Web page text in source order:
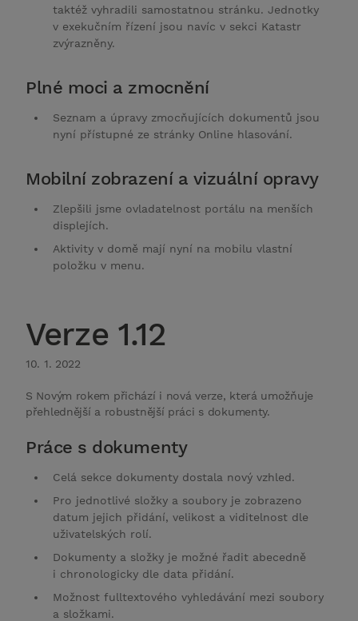
taktéž vyhradili samostatnou stránku. Jednotky
v exekučním řízení jsou navíc v sekci Katastr
zvýrazněny.
Plné moci a zmocnění
Seznam a úpravy zmocňujících dokumentů jsou
nyní přístupné ze stránky Online hlasování.
Mobilní zobrazení a vizuální opravy
Zlepšili jsme ovladatelnost portálu na menších
displejích.
Aktivity v domě mají nyní na mobilu vlastní
položku v menu.
Verze 1.12
10. 1. 2022
S Novým rokem přichází i nová verze, která umožňuje
přehlednější a robustnější práci s dokumenty.
Práce s dokumenty
Celá sekce dokumenty dostala nový vzhled.
Pro jednotlivé složky a soubory je zobrazeno
datum jejich přidání, velikost a viditelnost dle
uživatelských rolí.
Dokumenty a složky je možné řadit abecedně
i chronologicky dle data přidání.
Možnost fulltextového vyhledávání mezi soubory
a složkami.